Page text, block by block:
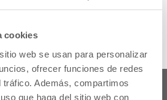
cookies
web se usan para personalizar
ofrecer funciones de redes
Además, compartimos
que haga del sitio web con